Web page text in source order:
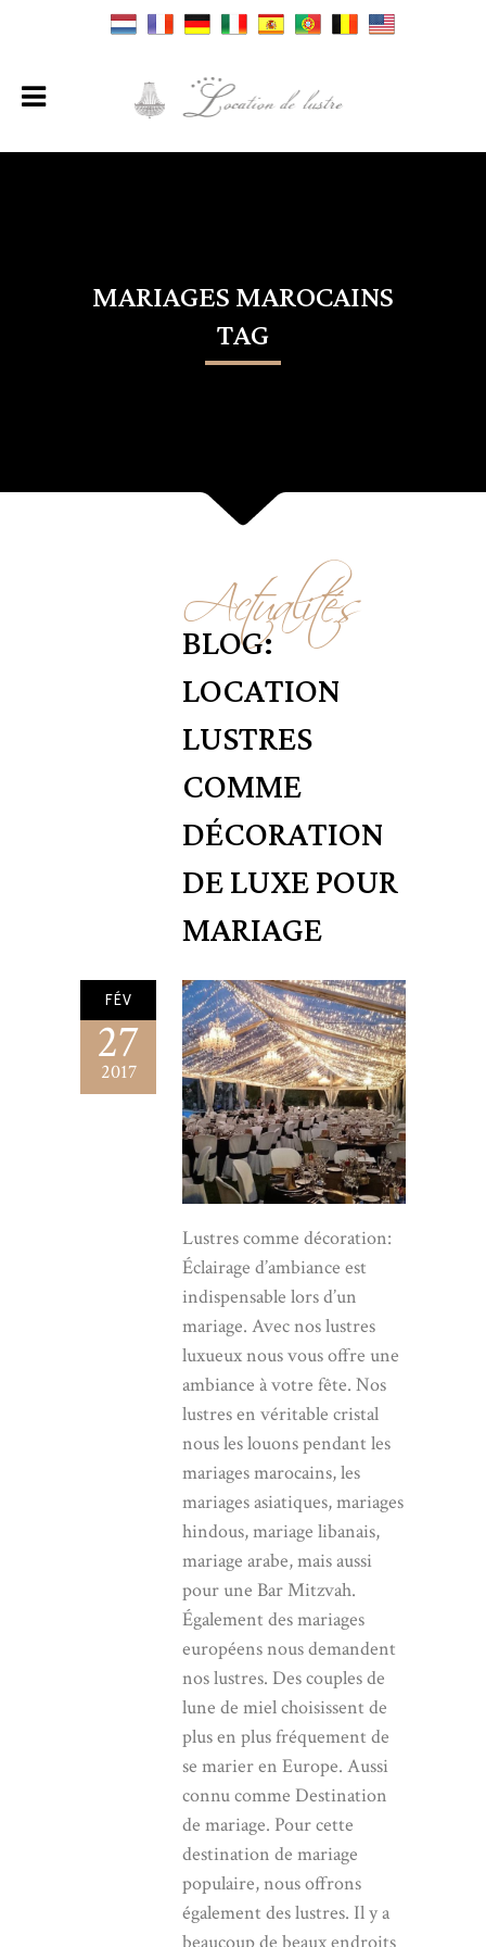
MARIAGES MAROCAINS
TAG
Actualités
BLOG:
LOCATION
LUSTRES
COMME
DÉCORATION
DE LUXE POUR
MARIAGE
FÉV
27
2017
Lustres comme décoration:
Éclairage d’ambiance est
indispensable lors d’un
mariage. Avec nos lustres
luxueux nous vous offre une
ambiance à votre fête. Nos
lustres en véritable cristal
nous les louons pendant les
mariages marocains, les
mariages asiatiques, mariages
hindous, mariage libanais,
mariage arabe, mais aussi
pour une Bar Mitzvah.
Également des mariages
européens nous demandent
nos lustres. Des couples de
lune de miel choisissent de
plus en plus fréquement de
se marier en Europe. Aussi
connu comme Destination
de mariage. Pour cette
destination de mariage
populaire, nous offrons
également des lustres. Il y a